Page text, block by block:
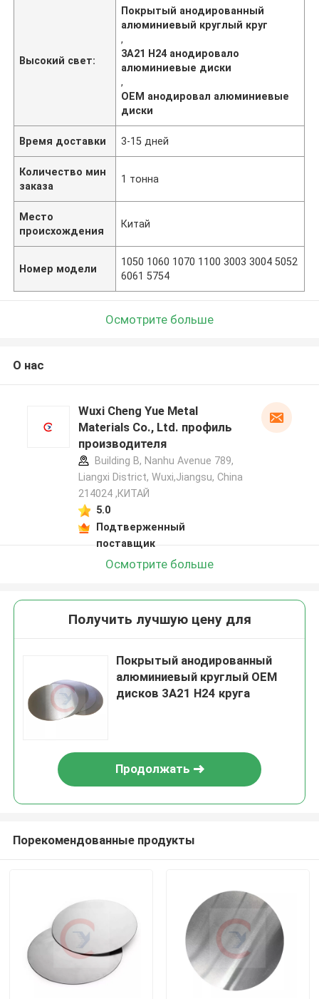
Высокий свет:
Покрытый анодированный
алюминиевый круглый круг
,
3A21 H24 анодировало
алюминиевые диски
,
OEM анодировал алюминиевые
диски
Время доставки 3-15 дней
Количество мин
заказа
1 тонна
Место
происхождения
Китай
Номер модели
1050 1060 1070 1100 3003 3004 5052
6061 5754
Осмотрите больше
О нас
Wuxi Cheng Yue Metal
Materials Co., Ltd. профиль
производителя
Building B, Nanhu Avenue 789,
Liangxi District, Wuxi,Jiangsu, China
214024 ,КИТАЙ
5.0
Подтверженный
поставщик
Осмотрите больше
Получить лучшую цену для
Покрытый анодированный
алюминиевый круглый OEM
дисков 3A21 H24 круга
Продолжать
Порекомендованные продукты